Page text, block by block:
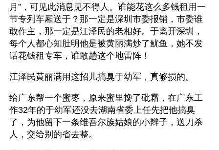
月”，可见此消息见不得人。谁能花这么多钱租用一
节专列车厢送于？那一定是深圳市委报销，市委谁
敢作主，那一定是江泽民的老相好。于离开深圳，
每个人都心知肚明他是被黄丽满炒了鱿鱼，她不发
话花钱租专车，谁敢趟这个地雷阵！
江泽民黄丽满用这招儿搞臭于幼军，真够损的。
给广东帮一个蜜枣，原来蜜里搀了砒霜，在广东工
作32年的于幼军还没去湖南省委上任先把他搞臭
了，为他留下一条维吾尔族姑娘的小辫子，送刀杀
人，交给别的省去整。